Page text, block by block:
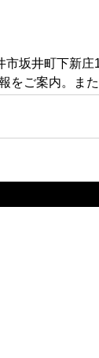
坂井町下新
ご案内。ま